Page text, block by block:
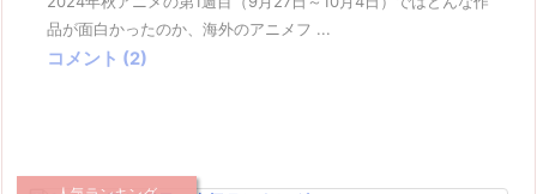
品が面白かったのか、海外のアニメフ ...
コメント (2)